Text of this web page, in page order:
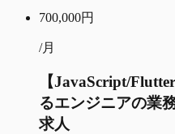
700,000円
/月
【JavaScript/
るエンジニアの業
求人